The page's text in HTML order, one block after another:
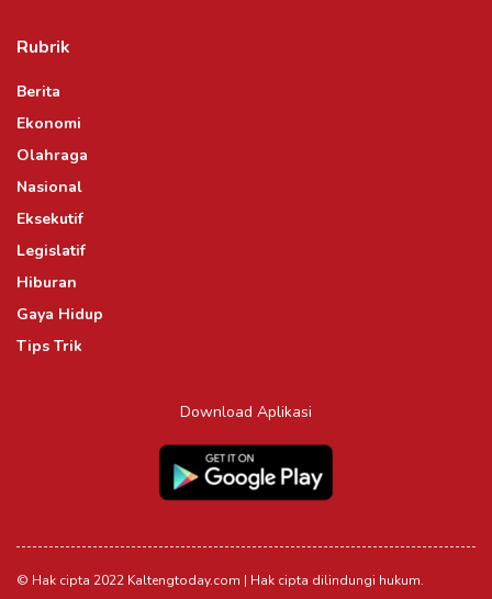
Rubrik
Berita
Ekonomi
Olahraga
Nasional
Eksekutif
Legislatif
Hiburan
Gaya Hidup
Tips Trik
Download Aplikasi
© Hak cipta 2022 Kaltengtoday.com | Hak cipta dilindungi hukum.